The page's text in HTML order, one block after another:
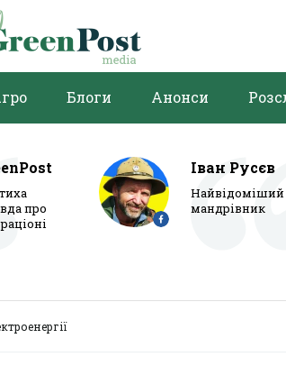
Блоги Анонси
про
Іван Русєв
мандрівник